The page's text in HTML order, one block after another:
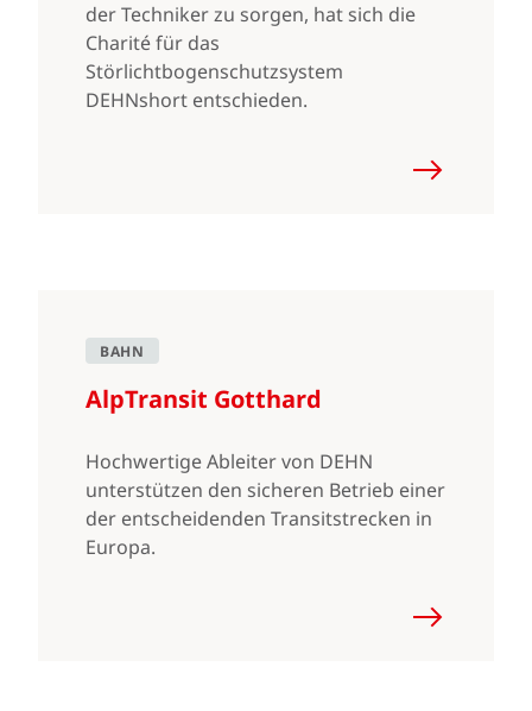
der Techniker zu sorgen, hat sich die
Charité für das
Störlichtbogenschutzsystem
DEHNshort entschieden.
BAHN
AlpTransit Gotthard
Hochwertige Ableiter von DEHN
unterstützen den sicheren Betrieb einer
der entscheidenden Transitstrecken in
Europa.